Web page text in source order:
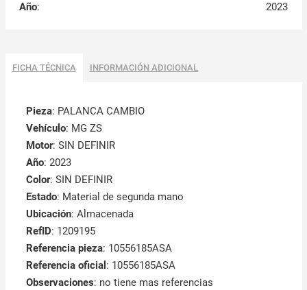
Año: 2023
FICHA TÉCNICA INFORMACIÓN ADICIONAL
Pieza: PALANCA CAMBIO
Vehículo: MG ZS
Motor: SIN DEFINIR
Año: 2023
Color: SIN DEFINIR
Estado: Material de segunda mano
Ubicación: Almacenada
RefID: 1209195
Referencia pieza: 10556185ASA
Referencia oficial : 10556185ASA
Observaciones: no tiene mas referencias